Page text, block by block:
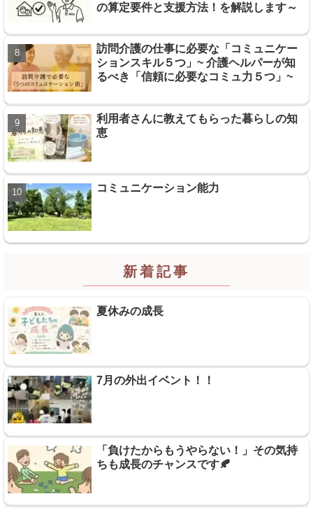
の算定要件と支援方法！を解説します～
訪問介護の仕事に必要な「コミュニケー
ションスキル５つ」~ 介護ヘルパーが知
るべき「信頼に必要なコミュ力５つ」~
利用者さんに教えてもらった暮らしの知
恵
コミュニケーション能力
新着記事
夏休みの成長
7月の外出イベント！！
「負けたからもうやらない！」その気持
ちも成長のチャンスです🍂